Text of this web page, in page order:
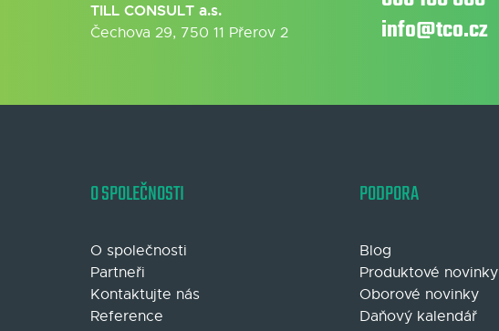
TILL CONSULT a.s.
Čechova 29, 750 11 Přerov 2
info@tco.cz
O SPOLEČNOSTI
O společnosti
Partneři
Kontaktujte nás
Reference
PODPORA
Blog
Produktové novinky
Oborové novinky
Daňový kalendář